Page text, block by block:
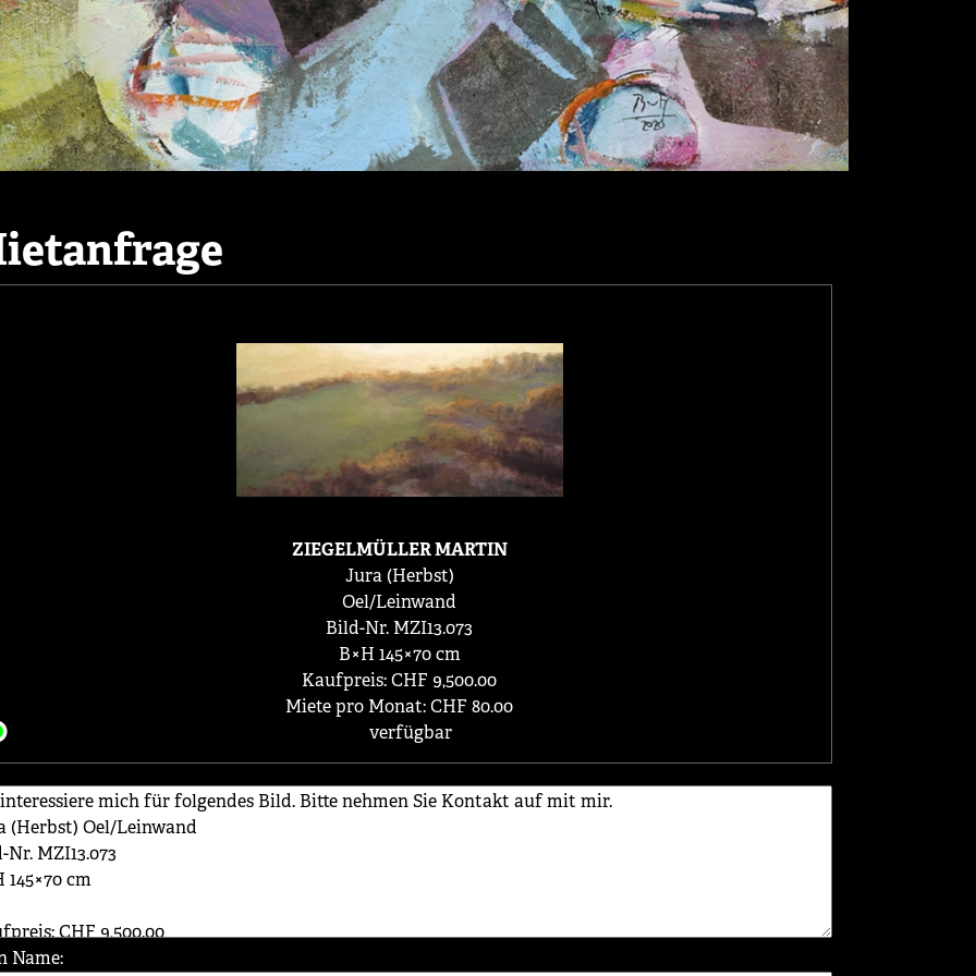
ZIEGELMÜLLER MARTIN
Jura (Herbst)
Oel/Leinwand
Bild-Nr. MZI13.073
B×H 145×70 cm
Kaufpreis: CHF 9,500.00
Miete pro Monat: CHF 80.00
verfügbar
Name: